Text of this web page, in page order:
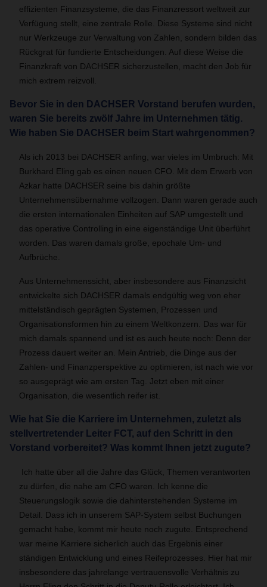
effizienten Finanzsysteme, die das Finanzressort weltweit zur
Verfügung stellt, eine zentrale Rolle. Diese Systeme sind nicht
nur Werkzeuge zur Verwaltung von Zahlen, sondern bilden das
Rückgrat für fundierte Entscheidungen. Auf diese Weise die
Finanzkraft von DACHSER sicherzustellen, macht den Job für
mich extrem reizvoll.
Bevor Sie in den DACHSER Vorstand berufen wurden,
waren Sie bereits zwölf Jahre im Unternehmen tätig.
Wie haben Sie DACHSER beim Start wahrgenommen?
Als ich 2013 bei DACHSER anfing, war vieles im Umbruch: Mit
Burkhard Eling gab es einen neuen CFO. Mit dem Erwerb von
Azkar hatte DACHSER seine bis dahin größte
Unternehmensübernahme vollzogen. Dann waren gerade auch
die ersten internationalen Einheiten auf SAP umgestellt und
das operative Controlling in eine eigenständige Unit überführt
worden. Das waren damals große, epochale Um- und
Aufbrüche.
Aus Unternehmenssicht, aber insbesondere aus Finanzsicht
entwickelte sich DACHSER damals endgültig weg von eher
mittelständisch geprägten Systemen, Prozessen und
Organisationsformen hin zu einem Weltkonzern. Das war für
mich damals spannend und ist es auch heute noch: Denn der
Prozess dauert weiter an. Mein Antrieb, die Dinge aus der
Zahlen- und Finanzperspektive zu optimieren, ist nach wie vor
so ausgeprägt wie am ersten Tag. Jetzt eben mit einer
Organisation, die wesentlich reifer ist.
Wie hat Sie die Karriere im Unternehmen, zuletzt als
stellvertretender Leiter FCT, auf den Schritt in den
Vorstand vorbereitet? Was kommt Ihnen jetzt zugute?
Ich hatte über all die Jahre das Glück, Themen verantworten
zu dürfen, die nahe am CFO waren. Ich kenne die
Steuerungslogik sowie die dahinterstehenden Systeme im
Detail. Dass ich in unserem SAP-System selbst Buchungen
gemacht habe, kommt mir heute noch zugute. Entsprechend
war meine Karriere sicherlich auch das Ergebnis einer
ständigen Entwicklung und eines Reifeprozesses. Hier hat mir
insbesondere das jahrelange vertrauensvolle Verhältnis zu